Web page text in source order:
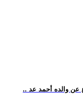
عن والده أحمد عد